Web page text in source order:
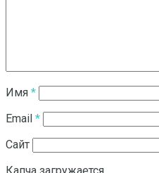
Имя *
Email *
Сайт